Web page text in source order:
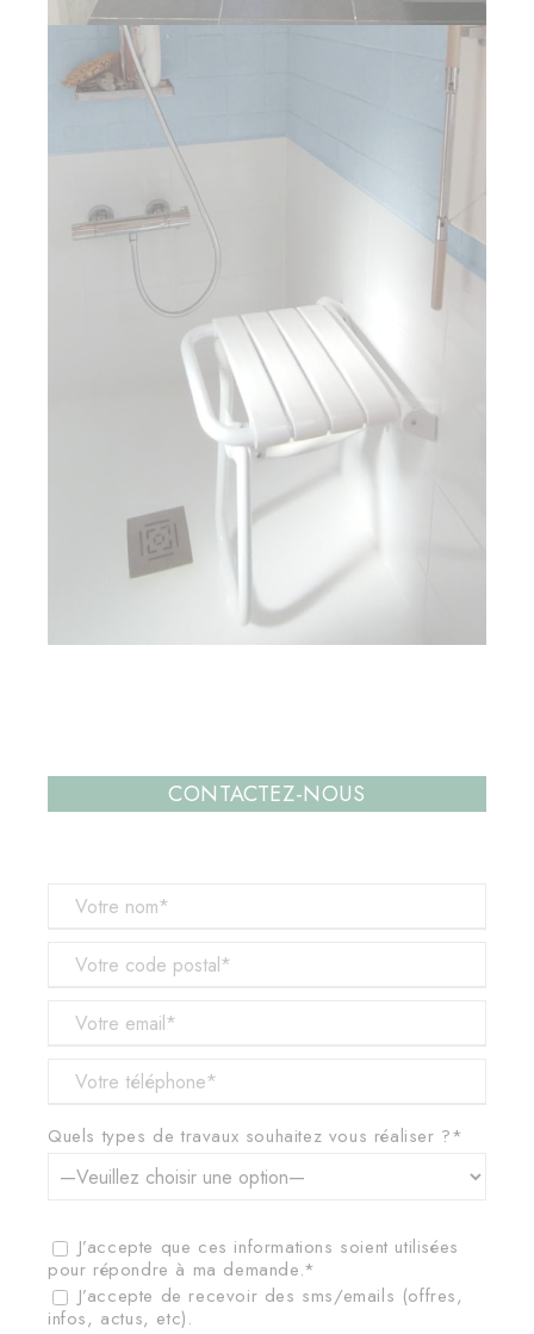
CONTACTEZ-NOUS
Quels types de travaux souhaitez vous réaliser ?*
J’accepte que ces informations soient utilisées
pour répondre à ma demande.*
J’accepte de recevoir des sms/emails (offres,
infos, actus, etc).